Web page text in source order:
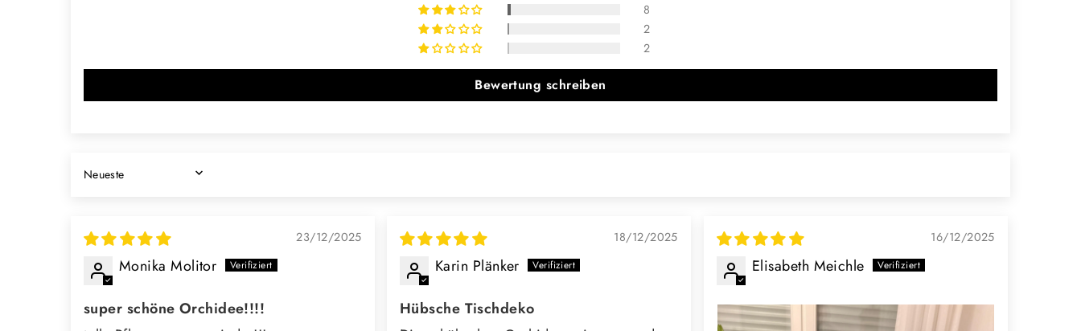
8
2
2
Bewertung schreiben
SORT BY
23/12/2025
Monika Molitor
super schöne Orchidee!!!!
18/12/2025
Karin Plänker
Hübsche Tischdeko
16/12/2025
Elisabeth Meichle